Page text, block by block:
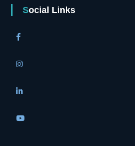
Social Links